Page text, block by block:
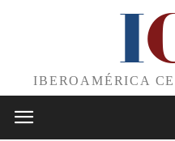
I
IBEROAMÉRICA